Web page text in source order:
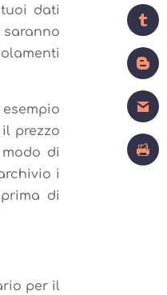
dati
prezzo
di
i
di
per il